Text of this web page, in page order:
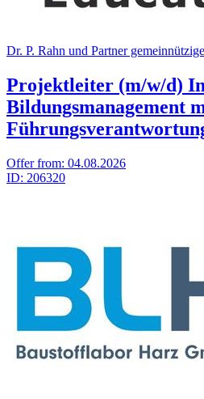
Dr. P. Rahn und Part­ner
Projektleiter (m/w/d)
Bildungsmanagement
Offer from: 04.08.2026
ID: 206320